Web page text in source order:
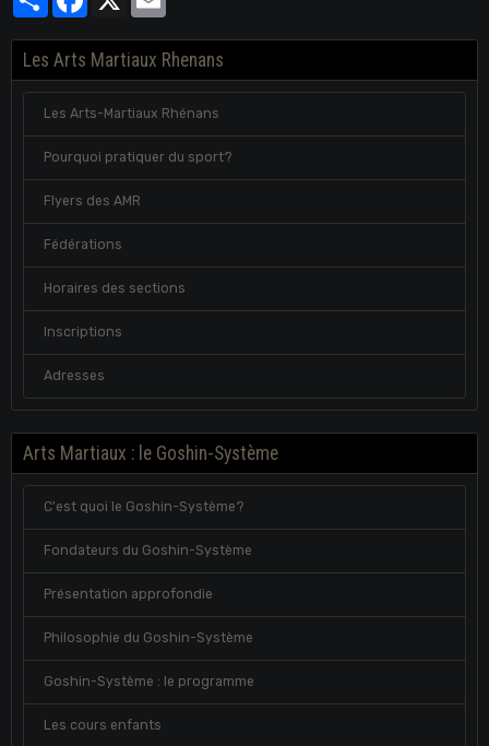
Les Arts Martiaux Rhenans
Les Arts-Martiaux Rhénans
Pourquoi pratiquer du sport?
Flyers des AMR
Fédérations
Horaires des sections
Inscriptions
Adresses
Arts Martiaux : le Goshin-Système
C'est quoi le Goshin-Système?
Fondateurs du Goshin-Système
Présentation approfondie
Philosophie du Goshin-Système
Goshin-Système : le programme
Les cours enfants